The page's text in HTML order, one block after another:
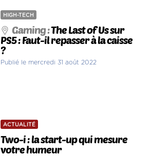
HIGH-TECH
Gaming :The Last of Us sur
PS5 : Faut-il repasser à la caisse
?
Publié le mercredi 31 août 2022
ACTUALITÉ
Two-i : la start-up qui mesure
votre humeur